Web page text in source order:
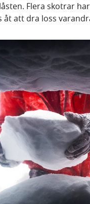
Flera skotrar
åt att dra loss